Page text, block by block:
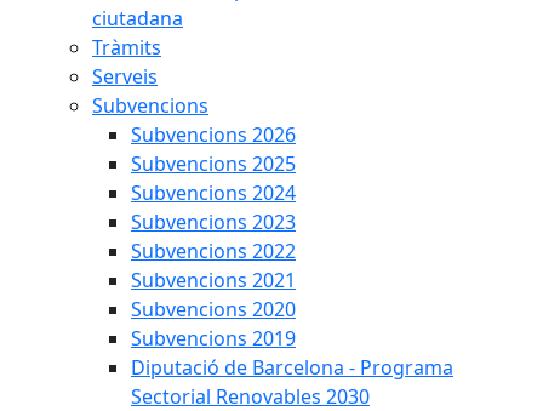
ciutadana
Tràmits
Serveis
Subvencions
Subvencions 2026
Subvencions 2025
Subvencions 2024
Subvencions 2023
Subvencions 2022
Subvencions 2021
Subvencions 2020
Subvencions 2019
Diputació de Barcelona - Programa
Sectorial Renovables 2030